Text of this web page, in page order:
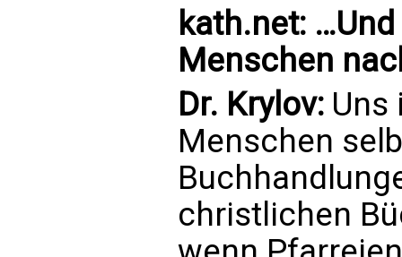
kath.net:
Menschen
Dr. Krylov: Uns
Menschen
christlichen